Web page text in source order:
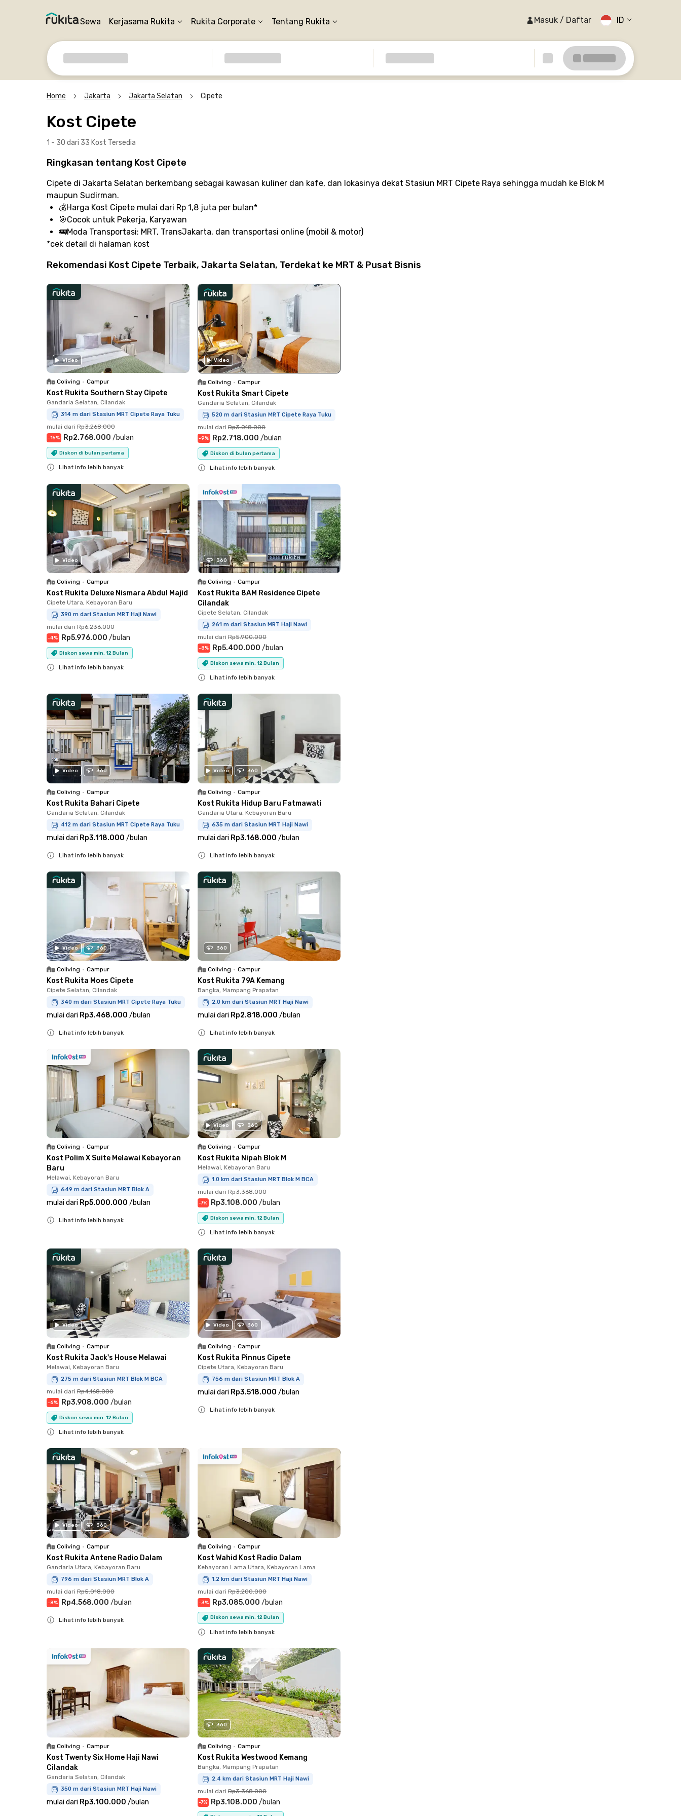
Sewa Kerjasama Rukita Rukita Corporate Tentang Rukita Masuk / Daftar ID
Home Jakarta Jakarta Selatan Cipete
Kost Cipete
1 - 30 dari 33 Kost Tersedia
Ringkasan tentang Kost Cipete
Cipete di Jakarta Selatan berkembang sebagai kawasan kuliner dan kafe, dan lokasinya dekat Stasiun MRT Cipete Raya sehingga mudah ke Blok M
maupun Sudirman.
💰Harga Kost Cipete mulai dari Rp 1,8 juta per bulan*
🎯Cocok untuk Pekerja, Karyawan
🚌Moda Transportasi: MRT, TransJakarta, dan transportasi online (mobil & motor)
*cek detail di halaman kost
Rekomendasi Kost Cipete Terbaik, Jakarta Selatan, Terdekat ke MRT & Pusat Bisnis
Video
Coliving • Campur
Kost Rukita Southern Stay Cipete
Gandaria Selatan, Cilandak
314 m dari Stasiun MRT Cipete Raya Tuku
mulai dari Rp3.268.000
-15% Rp2.768.000 /bulan
Diskon di bulan pertama
Lihat info lebih banyak
Video
Coliving • Campur
Kost Rukita Smart Cipete
Gandaria Selatan, Cilandak
520 m dari Stasiun MRT Cipete Raya Tuku
mulai dari Rp3.018.000
-9% Rp2.718.000 /bulan
Diskon di bulan pertama
Lihat info lebih banyak
Video
Coliving • Campur
Kost Rukita Deluxe Nismara Abdul Majid
Cipete Utara, Kebayoran Baru
390 m dari Stasiun MRT Haji Nawi
mulai dari Rp6.236.000
-4% Rp5.976.000 /bulan
Diskon sewa min. 12 Bulan
Lihat info lebih banyak
360
Coliving • Campur
Kost Rukita 8AM Residence Cipete
Cilandak
Cipete Selatan, Cilandak
261 m dari Stasiun MRT Haji Nawi
mulai dari Rp5.900.000
-8% Rp5.400.000 /bulan
Diskon sewa min. 12 Bulan
Lihat info lebih banyak
Video 360
Coliving • Campur
Kost Rukita Bahari Cipete
Gandaria Selatan, Cilandak
412 m dari Stasiun MRT Cipete Raya Tuku
mulai dari Rp3.118.000 /bulan
Lihat info lebih banyak
Video 360
Coliving • Campur
Kost Rukita Hidup Baru Fatmawati
Gandaria Utara, Kebayoran Baru
635 m dari Stasiun MRT Haji Nawi
mulai dari Rp3.168.000 /bulan
Lihat info lebih banyak
Video 360
Coliving • Campur
Kost Rukita Moes Cipete
Cipete Selatan, Cilandak
340 m dari Stasiun MRT Cipete Raya Tuku
mulai dari Rp3.468.000 /bulan
Lihat info lebih banyak
360
Coliving • Campur
Kost Rukita 79A Kemang
Bangka, Mampang Prapatan
2.0 km dari Stasiun MRT Haji Nawi
mulai dari Rp2.818.000 /bulan
Lihat info lebih banyak
Coliving • Campur
Kost Polim X Suite Melawai Kebayoran
Baru
Melawai, Kebayoran Baru
649 m dari Stasiun MRT Blok A
mulai dari Rp5.000.000 /bulan
Lihat info lebih banyak
Video 360
Coliving • Campur
Kost Rukita Nipah Blok M
Melawai, Kebayoran Baru
1.0 km dari Stasiun MRT Blok M BCA
mulai dari Rp3.368.000
-7% Rp3.108.000 /bulan
Diskon sewa min. 12 Bulan
Lihat info lebih banyak
Video
Coliving • Campur
Kost Rukita Jack's House Melawai
Melawai, Kebayoran Baru
275 m dari Stasiun MRT Blok M BCA
mulai dari Rp4.168.000
-6% Rp3.908.000 /bulan
Diskon sewa min. 12 Bulan
Lihat info lebih banyak
Video 360
Coliving • Campur
Kost Rukita Pinnus Cipete
Cipete Utara, Kebayoran Baru
756 m dari Stasiun MRT Blok A
mulai dari Rp3.518.000 /bulan
Lihat info lebih banyak
Video 360
Coliving • Campur
Kost Rukita Antene Radio Dalam
Gandaria Utara, Kebayoran Baru
796 m dari Stasiun MRT Blok A
mulai dari Rp5.018.000
-8% Rp4.568.000 /bulan
Lihat info lebih banyak
Coliving • Campur
Kost Wahid Kost Radio Dalam
Kebayoran Lama Utara, Kebayoran Lama
1.2 km dari Stasiun MRT Haji Nawi
mulai dari Rp3.200.000
-3% Rp3.085.000 /bulan
Diskon sewa min. 12 Bulan
Lihat info lebih banyak
Coliving • Campur
Kost Twenty Six Home Haji Nawi
Cilandak
Gandaria Selatan, Cilandak
350 m dari Stasiun MRT Haji Nawi
mulai dari Rp3.100.000 /bulan
360
Coliving • Campur
Kost Rukita Westwood Kemang
Bangka, Mampang Prapatan
2.4 km dari Stasiun MRT Haji Nawi
mulai dari Rp3.368.000
-7% Rp3.108.000 /bulan